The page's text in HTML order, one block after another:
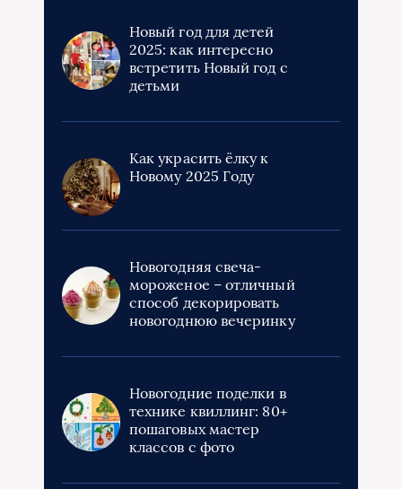
Новый год для детей
2025: как интересно
встретить Новый год с
детьми
Как украсить ёлку к
Новому 2025 Году
Новогодняя свеча-
мороженое – отличный
способ декорировать
новогоднюю вечеринку
Новогодние поделки в
технике квиллинг: 80+
пошаговых мастер
классов с фото